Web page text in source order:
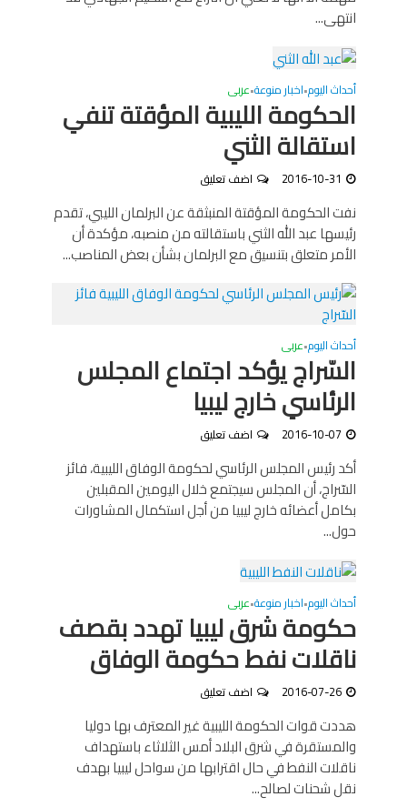
انتهى...
أحداث اليوم•اخبار منوعة•عربى
الحكومة الليبية المؤقتة تنفي
استقالة الثني
2016-10-31 اضف تعليق
نفت الحكومة المؤقتة المنبثقة عن البرلمان الليبي، تقدم
رئيسها عبد الله الثني باستقالته من منصبه، مؤكدة أن
الأمر متعلق بتنسيق مع البرلمان بشأن بعض المناصب...
أحداث اليوم•عربى
السّراج يؤكد اجتماع المجلس
الرئاسي خارج ليبيا
2016-10-07 اضف تعليق
أكد رئيس المجلس الرئاسي لحكومة الوفاق الليبية، فائز
السّراج، أن المجلس سيجتمع خلال اليومين المقبلين
بكامل أعضائه خارج ليبيا من أجل استكمال المشاورات
حول...
أحداث اليوم•اخبار منوعة•عربى
حكومة شرق ليبيا تهدد بقصف
ناقلات نفط حكومة الوفاق
2016-07-26 اضف تعليق
هددت قوات الحكومة الليبية غير المعترف بها دوليا
والمستقرة في شرق البلاد أمس الثلاثاء باستهداف
ناقلات النفط في حال اقترابها من سواحل ليبيا بهدف
نقل شحنات لصالح...